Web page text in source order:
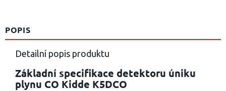
POPIS
Detailní popis produktu
Základní specifikace detektoru úniku
plynu CO Kidde K5DCO